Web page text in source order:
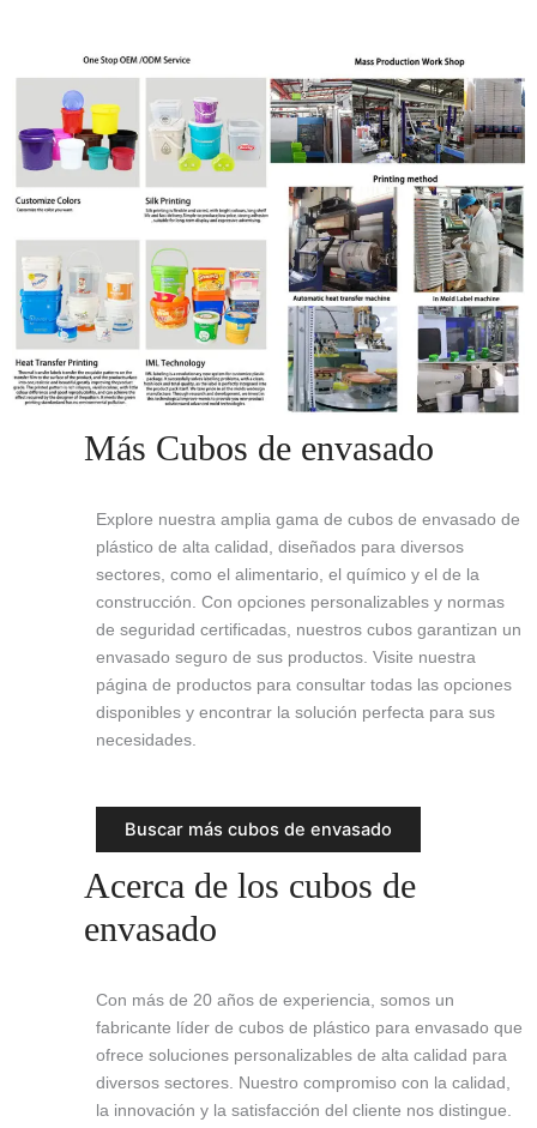
Más Cubos de envasado
Explore nuestra amplia gama de cubos de envasado de
plástico de alta calidad, diseñados para diversos
sectores, como el alimentario, el químico y el de la
construcción. Con opciones personalizables y normas
de seguridad certificadas, nuestros cubos garantizan un
envasado seguro de sus productos. Visite nuestra
página de productos para consultar todas las opciones
disponibles y encontrar la solución perfecta para sus
necesidades.
Buscar más cubos de envasado
Acerca de los cubos de
envasado
Con más de 20 años de experiencia, somos un
fabricante líder de cubos de plástico para envasado que
ofrece soluciones personalizables de alta calidad para
diversos sectores. Nuestro compromiso con la calidad,
la innovación y la satisfacción del cliente nos distingue.